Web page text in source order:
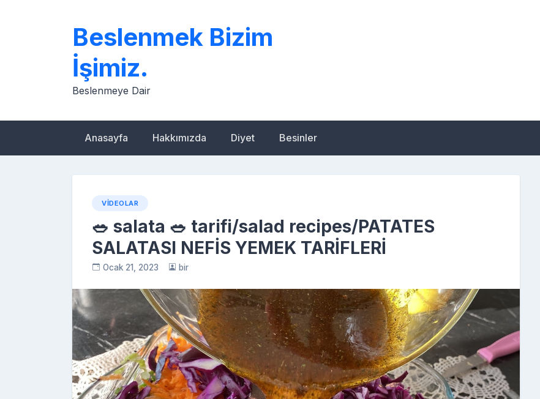
Beslenmek Bizim
İşimiz.
Beslenmeye Dair
Anasayfa Hakkımızda Diyet Besinler
VIDEOLAR
🥗 salata 🥗 tarifi/salad recipes/PATATES
SALATASI NEFİS YEMEK TARİFLERİ
Ocak 21, 2023 bir